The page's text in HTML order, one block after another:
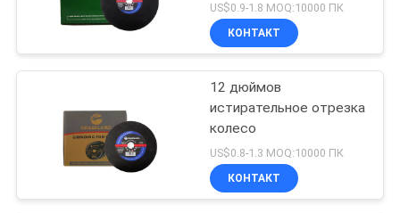
US$0.9-1.8 MOQ:10000 ПК
КОНТАКТ
12 дюймов
истирательное отрезка
колесо
US$0.8-1.3 MOQ:10000 ПК
КОНТАКТ